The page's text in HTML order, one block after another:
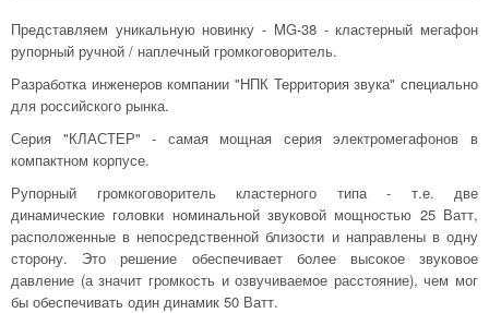
Представляем уникальную новинку - MG-38 - кластерный мегафон
рупорный ручной / наплечный громкоговоритель.
Разработка инженеров компании "НПК Территория звука" специально
для российского рынка.
Серия "КЛАСТЕР" - самая мощная серия электромегафонов в
компактном корпусе.
Рупорный громкоговоритель кластерного типа - т.е. две
динамические головки номинальной звуковой мощностью 25 Ватт,
расположенные в непосредственной близости и направлены в одну
сторону. Это решение обеспечивает более высокое звуковое
давление (а значит громкость и озвучиваемое расстояние), чем мог
бы обеспечивать один динамик 50 Ватт.